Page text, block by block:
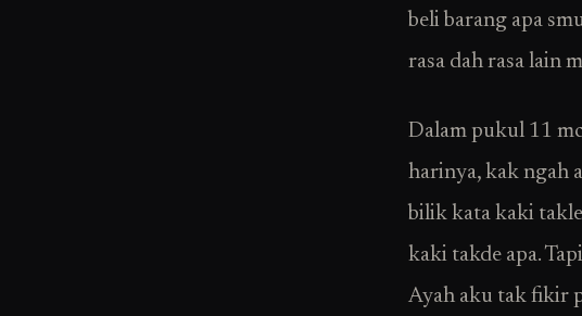
beli barang apa
rasa dah rasa lain
Dalam pukul 11
harinya, kak ngah
bilik kata kaki
kaki takde apa.
Ayah aku tak fikir